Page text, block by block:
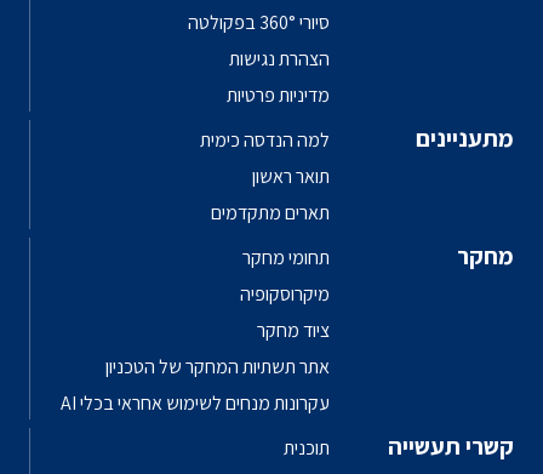
סיורי 360° בפקולטה
הצהרת נגישות
מדיניות פרטיות
מתעניינים
למה הנדסה כימית
תואר ראשון
תארים מתקדמים
מחקר
תחומי מחקר
מיקרוסקופיה
ציוד מחקר
אתר תשתיות המחקר של הטכניון
עקרונות מנחים לשימוש אחראי בכלי AI
קשרי תעשייה
תוכנית